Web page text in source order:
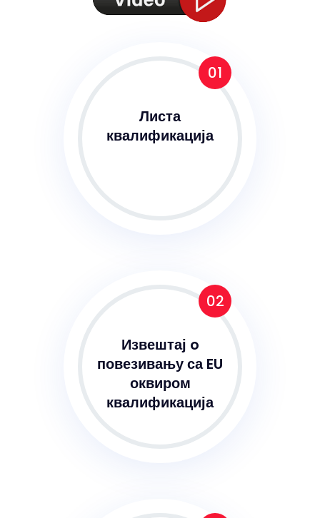
01
Листа
квалификација
02
Извештај o
повезивању са EU
оквиром
квалификација